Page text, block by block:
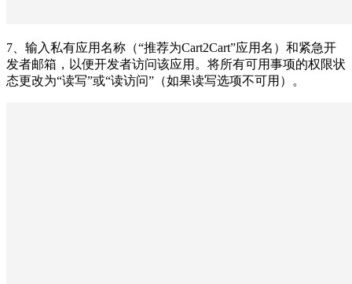
7、输入私有应用名称（“推荐为Cart2Cart”应用名）和紧急开
发者邮箱，以便开发者访问该应用。将所有可用事项的权限状
态更改为“读写”或“读访问”（如果读写选项不可用）。